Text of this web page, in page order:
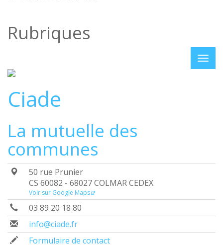
Rubriques
Ciade
La mutuelle des
communes
50 rue Prunier
CS 60082 - 68027 COLMAR CEDEX
Voir sur Google Maps
03 89 20 18 80
info@ciade.fr
Formulaire de contact